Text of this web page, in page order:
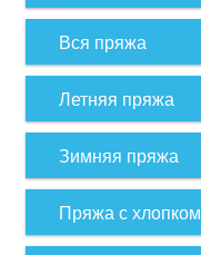
Вся пряжа
Летняя пряжа
Зимняя пряжа
Пряжа с хлопком